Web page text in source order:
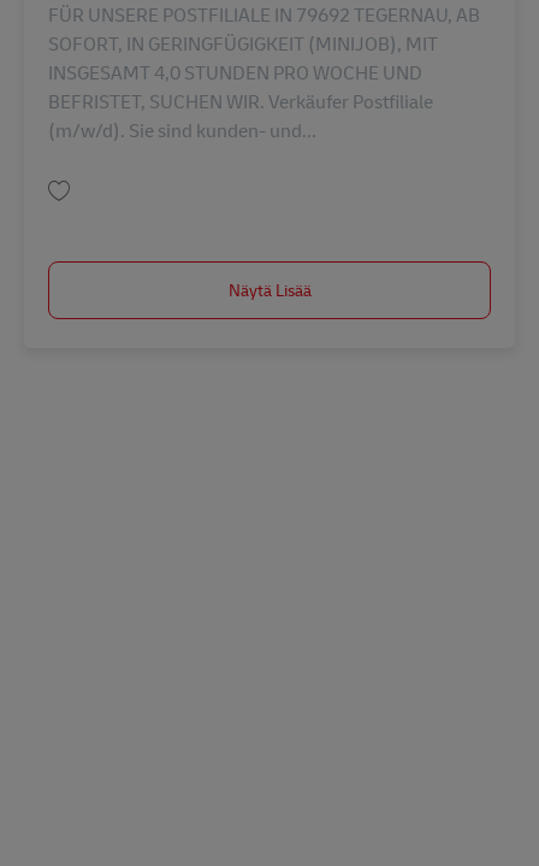
FÜR UNSERE POSTFILIALE IN 79692 TEGERNAU, AB
SOFORT, IN GERINGFÜGIGKEIT (MINIJOB), MIT
INSGESAMT 4,0 STUNDEN PRO WOCHE UND
BEFRISTET, SUCHEN WIR. Verkäufer Postfiliale
(m/w/d). Sie sind kunden- und...
Näytä Lisää